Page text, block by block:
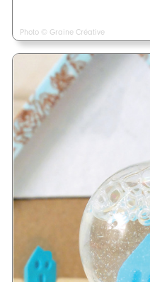
Photo © Graine Créative